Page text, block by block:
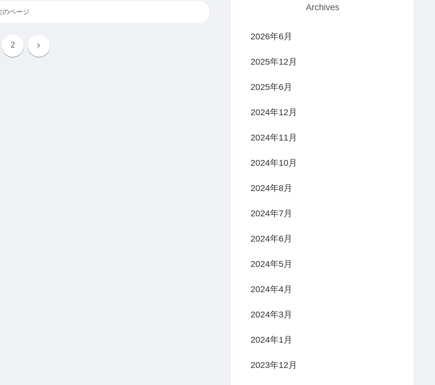
のページ
2 次
Archives
2026年6月
2025年12月
2025年6月
2024年12月
2024年11月
2024年10月
2024年8月
2024年7月
2024年6月
2024年5月
2024年4月
2024年3月
2024年1月
2023年12月